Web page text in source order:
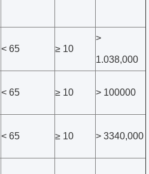
< 65 ≥ 10
>
1.038,000
< 65 ≥ 10 > 100000
< 65 ≥ 10 > 3340,000